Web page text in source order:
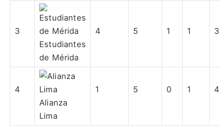
3
Estudiantes
de Mérida
4 5 1 1 3
4
Alianza
Lima
1 5 0 1 4